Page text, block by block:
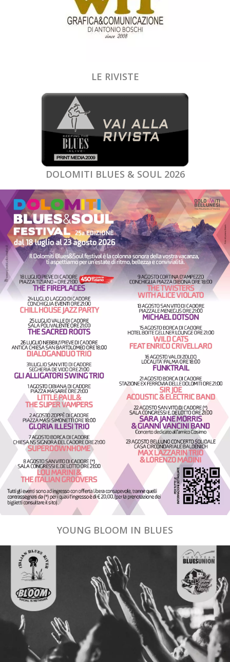
LE RIVISTE
DOLOMITI BLUES & SOUL 2026
YOUNG BLOOM IN BLUES